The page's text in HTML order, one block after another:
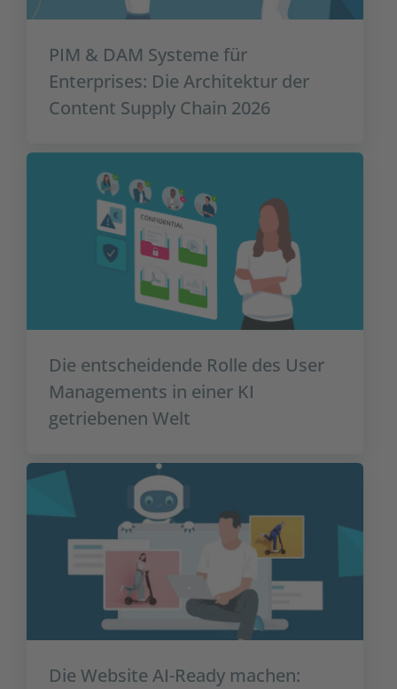
PIM & DAM Systeme für
Enterprises: Die Architektur der
Content Supply Chain 2026
Die entscheidende Rolle des User
Managements in einer KI
getriebenen Welt
Die Website AI-Ready machen: